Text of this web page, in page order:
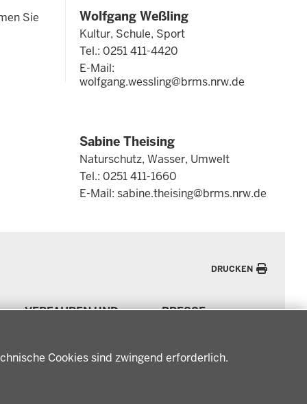
Cookies sind zwingend erforderlich.
Sie
Wolfgang Weßling
Kultur, Schule, Sport
Tel.: 0251 411-4420
E-Mail:
wolfgang.wessling@brms.nrw.de
Sabine Theising
Naturschutz, Wasser, Umwelt
Tel.: 0251 411-1660
E-Mail: sabine.theising@brms.nrw.de
DRUCKEN
VERFAHREN UND
Verfahrensübersichten
PRESSE